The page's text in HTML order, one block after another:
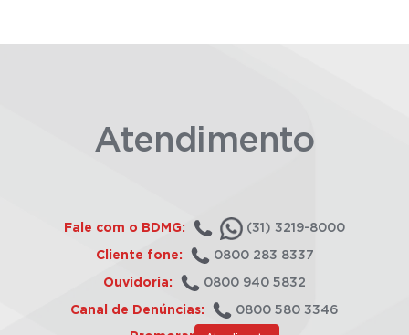
Atendimento
Fale com o BDMG: (31) 3219-8000
Cliente fone: 0800 283 8337
Ouvidoria: 0800 940 5832
Canal de Denúncias: 0800 580 3346